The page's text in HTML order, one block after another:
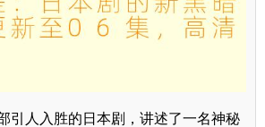
引人入胜的日本剧，讲述了一名神秘